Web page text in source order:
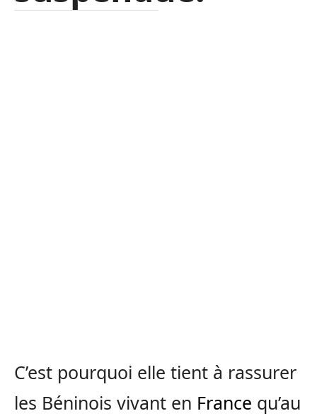
C’est pourquoi elle tient à rassurer
les Béninois vivant en France qu’au